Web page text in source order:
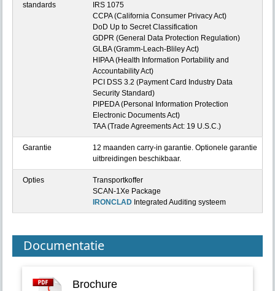
standards
IRS 1075
CCPA (California Consumer Privacy Act)
DoD Up to Secret Classification
GDPR (General Data Protection Regulation)
GLBA (Gramm-Leach-Bliley Act)
HIPAA (Health Information Portability and
Accountability Act)
PCI DSS 3.2 (Payment Card Industry Data
Security Standard)
PIPEDA (Personal Information Protection
Electronic Documents Act)
TAA (Trade Agreements Act: 19 U.S.C.)
Garantie
12 maanden carry-in garantie. Optionele garantie
uitbreidingen beschikbaar.
Opties
Transportkoffer
SCAN-1Xe Package
IRONCLAD Integrated Auditing systeem
Documentatie
Brochure